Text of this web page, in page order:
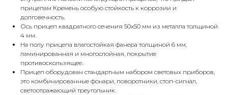
прицепам Кремень особую стойкость к коррозии и
долговечность.
Ось прицеп квадратного сечения 50х50 мм из металла толщиной
4 мм.
На полу прицепа влагостойкая фанера толщиной 6 мм,
ламинированная и многослойная, покрытие
противоскользящее.
Прицеп оборудован стандартным набором световых приборов,
это комбинированные фонари, поворотники, стоп-сигнал,
светоотражающий треугольник.